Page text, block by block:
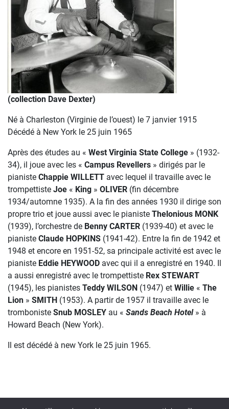
(collection Dave Dexter)
Né à Charleston (Virginie de l’ouest) le 7 janvier 1915
Décédé à New York le 25 juin 1965
Après des études au « West Virginia State College » (1932-
34), il joue avec les « Campus Revellers » dirigés par le
pianiste Chappie WILLETT avec lequel il travaille avec le
trompettiste Joe « King » OLIVER (fin décembre
1934/automne 1935). A la fin des années 1930 il dirige son
propre trio et joue aussi avec le pianiste Thelonious MONK
(1939), l’orchestre de Benny CARTER (1939-40) et avec le
pianiste Claude HOPKINS (1941-42). Entre la fin de 1942 et
1948 et encore en 1951-52, sa principale activité est avec le
pianiste Eddie HEYWOOD avec qui il a enregistré en 1940. Il
a aussi enregistré avec le trompettiste Rex STEWART
(1945), les pianistes Teddy WILSON (1947) et Willie « The
Lion » SMITH (1953). A partir de 1957 il travaille avec le
tromboniste Snub MOSLEY au « Sands Beach Hotel» à
Howard Beach (New York).
Il est décédé à new York le 25 juin 1965.